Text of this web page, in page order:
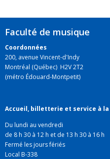
diffusion en mode
ControlGRIS qui est
insérer dans leur
patialisation. Toutes
composées avec
planète. Gratuits et en
Faculté de musique
Coordonnées
200, avenue Vincent-d'Indy
Montréal (Québec) H2V 2T2
(métro Édouard-Montpetit)
Accueil, billetterie et service à
Du lundi au vendredi
de 8 h 30 à 12 h et de 13 h 30 à 16 h
Fermé les jours fériés
Local B-338